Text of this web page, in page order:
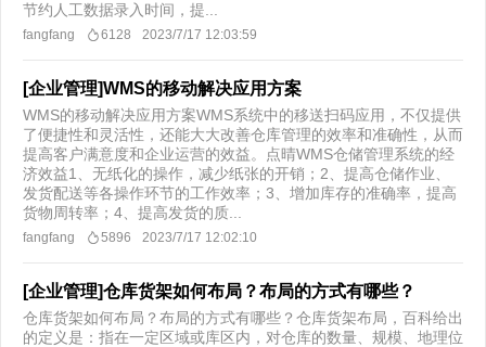
节约人工数据录入时间，提...
fangfang 6128 2023/7/17 12:03:59
[企业管理]WMS的移动解决应用方案
WMS的移动解决应用方案WMS系统中的移送扫码应用，不仅提供
了便捷性和灵活性，还能大大改善仓库管理的效率和准确性，从而
提高客户满意度和企业运营的效益。点晴WMS仓储管理系统的经
济效益1、无纸化的操作，减少纸张的开销；2、提高仓储作业、
发货配送等各操作环节的工作效率；3、增加库存的准确率，提高
货物周转率；4、提高发货的质...
fangfang 5896 2023/7/17 12:02:10
[企业管理]仓库货架如何布局？布局的方式有哪些？
仓库货架如何布局？布局的方式有哪些？仓库货架布局，百科给出
的定义是：指在一定区域或库区内，对仓库的数量、规模、地理位